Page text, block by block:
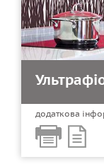
додаткова